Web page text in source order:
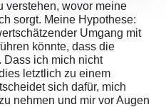
verstehen, wovor meine
sorgt. Meine Hypothese:
Umgang mit
könnte, dass die
Dass ich mich nicht
letztlich zu einem
sich dafür, mich
nehmen und mir vor Augen